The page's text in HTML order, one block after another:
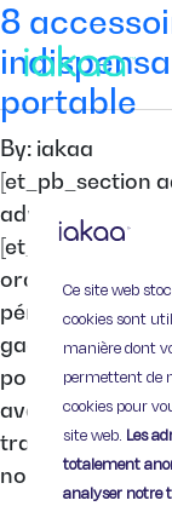
Ce site web
cookies sont
manière dont
permettent de
cookies pour
site web. Les
totalement
analyser notre
8
portable
By: iakaa
[et_pb_section
admin_label=
[et_pb_text
ordinateur
périphériques
gagner en
portable avec …
avez choisi un
transporter, et
nous vous […]